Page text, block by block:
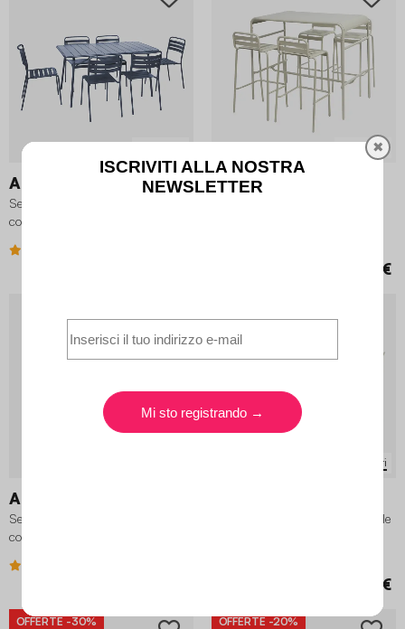
Amelia
Set tavolo da giardino in acciaio
con 6 sedie, 140cm
4 varianti
Amelia
249,99 €
Amelia
Set tavolo da giardino in acciaio
con 2 sedie, 70cm
8 varianti
Set tavolo da giardino pieghevole
142,49 €
OFFERTE-30% OFFERTE-20%
✖